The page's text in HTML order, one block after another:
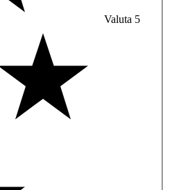
Valuta 5